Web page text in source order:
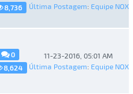
8,736
Última Postagem: Equipe NOX
0
8,624
11-23-2016, 05:01 AM
Última Postagem: Equipe NOX